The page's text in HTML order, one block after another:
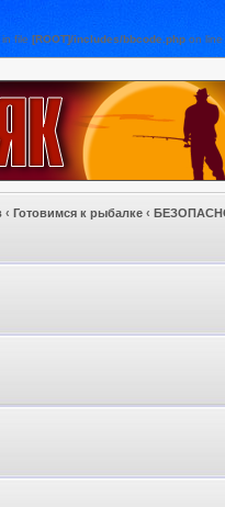
in file [ROOT]/includes/bbcode.php on line
‹ Готовимся к рыбалке ‹